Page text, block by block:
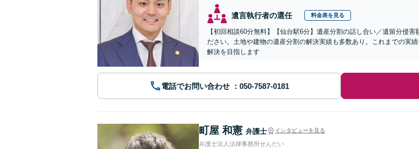
遺言執行者の選任 料金表を見る
【初回相談60分無料】【仙台駅6分】遺産分割の話し合い／遺留分侵
ださい。土地や建物の遺産分割の解決実績も多数あり。これまでの実
解決を目指します
電話でお問い合わせ
町屋 和憲 弁護士 インタビューを見る
弁護士法人法律事務所せんだい